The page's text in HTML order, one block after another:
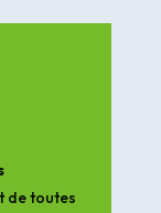
de toutes